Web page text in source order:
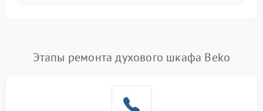
Этапы ремонта духового шкафа Beko